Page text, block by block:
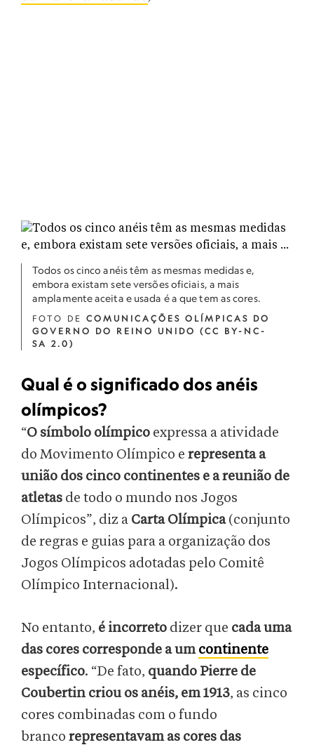
Todos os cinco anéis têm as mesmas medidas e,
embora existam sete versões oficiais, a mais
amplamente aceita e usada é a que tem as cores.
FOTO DE COMUNICAÇÕES OLÍMPICAS DO
GOVERNO DO REINO UNIDO (CC BY-NC-
SA 2.0)
Qual é o significado dos anéis
olímpicos?
“O símbolo olímpico expressa a atividade
do Movimento Olímpico e representa a
união dos cinco continentes e a reunião de
atletas de todo o mundo nos Jogos
Olímpicos”, diz a Carta Olímpica(conjunto
de regras e guias para a organização dos
Jogos Olímpicos adotadas pelo Comitê
Olímpico Internacional).
No entanto, é incorreto dizer que cada uma
das cores corresponde a umcontinente
específico. “De fato, quando Pierre de
Coubertin criou os anéis, em 1913, as cinco
cores combinadas com o fundo
branco representavam as cores das